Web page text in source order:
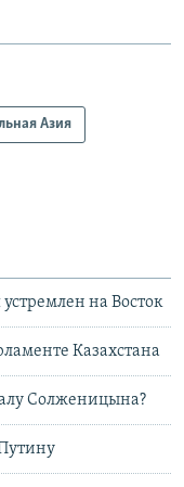
Азия
на Восток
Казахстана
Солженицына?